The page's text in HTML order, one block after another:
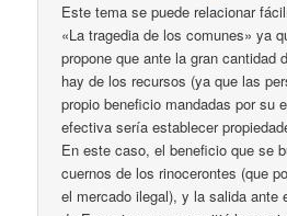
Este tema se puede relacionar
«La tragedia de los comunes» ya
propone que ante la gran cantidad
hay de los recursos (ya que las
propio beneficio mandadas por su
efectiva sería establecer
En este caso, el beneficio que se
cuernos de los rinocerontes (que
el mercado ilegal), y la salida ante